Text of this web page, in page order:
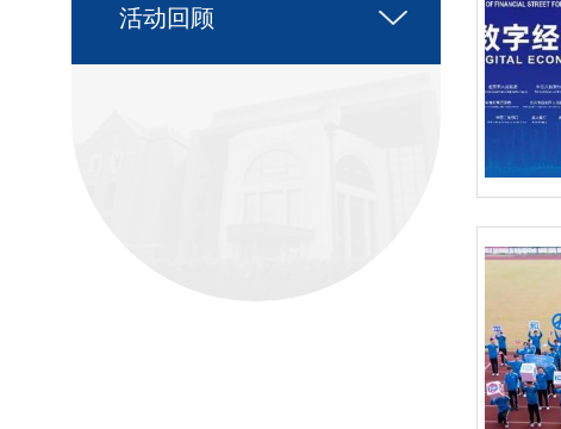
活动回顾